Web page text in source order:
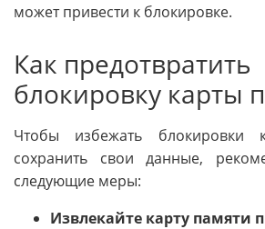
может привести к блокировке.
Как предотвратить
блокировку карты
Чтобы избежать блокировки
сохранить свои данные,
следующие меры:
Извлекайте карту памяти